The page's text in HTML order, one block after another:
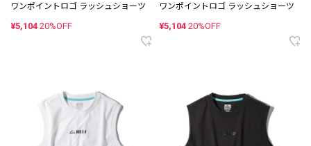
ワンポイントロゴ ラッシュショーツ
¥5,104 20%OFF
ワンポイントロゴ ラッシュショーツ
¥5,104 20%OFF